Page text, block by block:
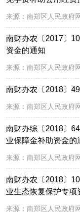
来源： 南郑区人民政府
南财办农〔2017〕
资金的通知
来源： 南郑区人民政府
南财办农〔2018〕
来源： 南郑区人民政府
南财办综〔2018〕
业保障金补助资金的
来源： 南郑区人民政府
南财办农〔2018〕
业生态恢复保护专项
来源： 南郑区人民政府